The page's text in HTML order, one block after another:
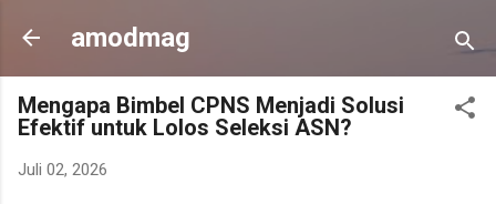
Langsung ke konten utama
amodmag
Mengapa Bimbel CPNS Menjadi Solusi
Efektif untuk Lolos Seleksi ASN?
Juli 02, 2026